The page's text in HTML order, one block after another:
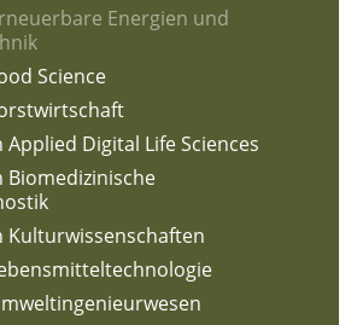
Energien und
Science
Applied Digital Life Sciences
Biomedizinische
Kulturwissenschaften